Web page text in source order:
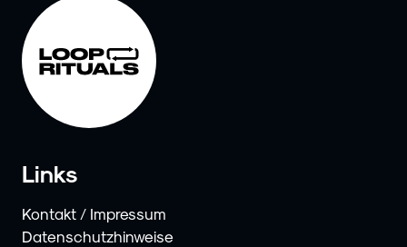
Links
Kontakt / Impressum
Datenschutzhinweise